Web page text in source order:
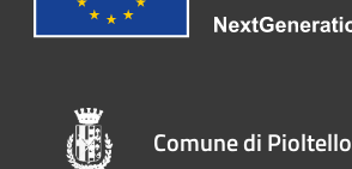
Comune di Pioltello